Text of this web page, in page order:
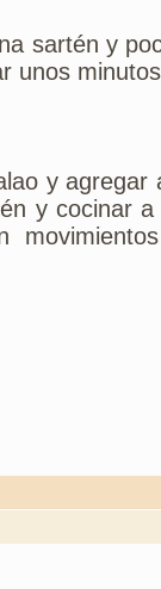
sartén y
unos
y
y cocinar